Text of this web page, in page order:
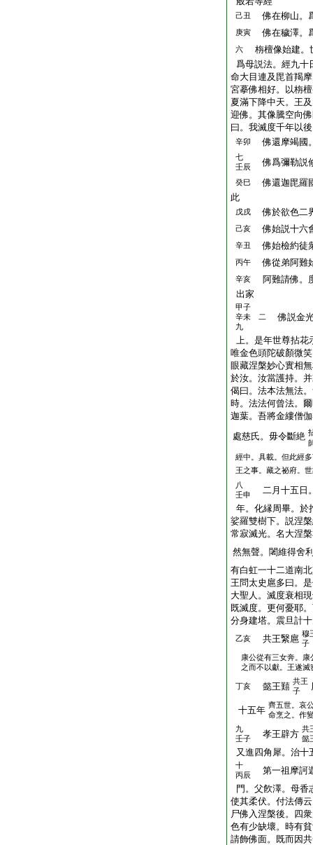
己丑 佛在柳山。
庚寅 佛在穢澤。
六
栴檀像始建。
爲母説法。經九十
命大目連及毘首羯
宮摹佛相好。以栴
夏滿下降中天。王
迎佛。其像騰空向
曰。我滅度千年以
辛卯 佛還摩竭國
七
壬辰
佛爲彌勒説
癸巳
佛還迦毘羅
此
戊戌 佛於欲色二
己亥 佛始説十六
辛丑 佛始檢約徒
丙午 佛從弟阿難
辛亥
阿難請佛。
出家
甲子
辛未 二
九
佛説金
上。是年世尊拈花
唯金色頭陀破顏微
眼藏涅槃妙心實相
於汝。汝當護持。
偈曰。法本法無法
時。法法何曾法。
迦葉。吾將金縷僧
處慈氏。毋令斷絶
經中。具載。但此經
王之事。藏之祕府。
八
壬申
二月十五日
年。化縁周畢。於
娑羅雙樹下。説涅
常寂滅光。名大涅
然無聲。闍維得舍
有白虹一十二道南
王問太史扈多曰。
大聖人。滅度衰相
既滅度。更何憂耶
分身建塔。震旦計
乙亥 共王繄扈 穆
子
康公從有三女奔。康
之而不以獻。王遂滅
丁亥 懿王囏 共王
子
十五年 齊五世。哀
命烹之。作
九
壬子
孝王辟方 共
懿
又進四角犀。治十
十
丙辰
第一祖摩訶
門。父飮澤。母香
使其柔伏。付法傳
尸佛入涅槃後。四
色有少缺壞。時有
請飾佛面。既而因